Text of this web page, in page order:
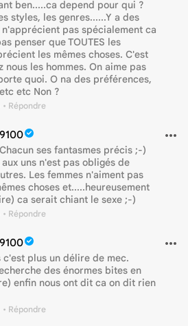
ben.....ca depend pour qui ?
styles, les genres......Y a des
pas spécialement ca
penser que TOUTES les
les mêmes choses. C'est
nous les hommes. On aime pas
quoi. O na des préférences,
etc Non ?
• Répondre
ses fantasmes précis ;-)
uns n'est pas obligés de
Les femmes n'aiment pas
choses et.....heureusement
ca serait chiant le sexe ;-)
• Répondre
c'est plus un délire de mec.
des énormes bites en
enfin nous ont dit ca on dit rien
• Répondre